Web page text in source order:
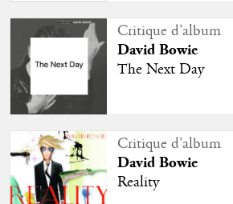
Critique d'album
David Bowie
The Next Day
Critique d'album
David Bowie
Reality